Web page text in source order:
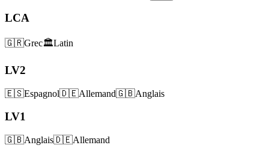
LCA
🇬🇷Grec🏛️Latin
LV2
🇪🇸Espagnol🇩🇪Allemand🇬🇧Anglais
LV1
🇬🇧Anglais🇩🇪Allemand